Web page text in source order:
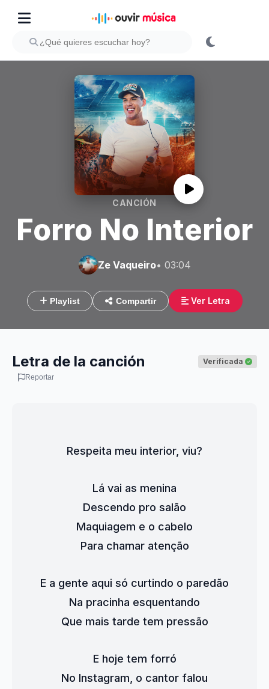
CANCIÓN
Forro No Interior
Ze Vaqueiro• 03:04
Playlist Compartir Ver Letra
Letra de la canción Verificada
Reportar
Respeita meu interior, viu?
Lá vai as menina
Descendo pro salão
Maquiagem e o cabelo
Para chamar atenção
E a gente aqui só curtindo o paredão
Na pracinha esquentando
Que mais tarde tem pressão
E hoje tem forró
No Instagram, o cantor falou